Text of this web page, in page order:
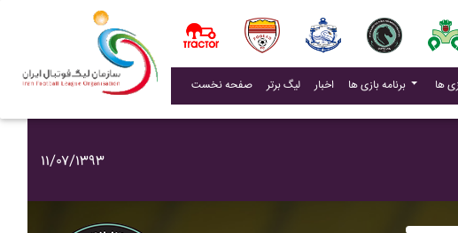
صفحه نخست لیگ برتر اخبار(current) برنامه بازی ها
۱۱/۰۷/۱۳۹۳